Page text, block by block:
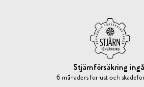
Stjärnförsäkring
6 månaders förlust och